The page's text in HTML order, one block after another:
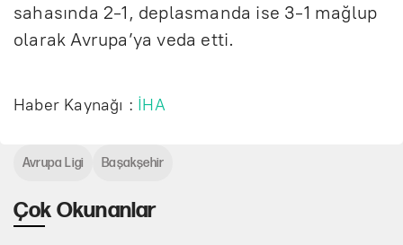
sahasında 2-1, deplasmanda ise 3-1 mağlup
olarak Avrupa’ya veda etti.
Haber Kaynağı : İHA
Çok Okunanlar
Avrupa Ligi Başakşehir